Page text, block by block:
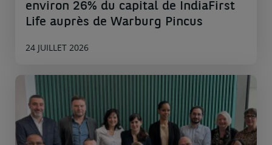
environ 26% du capital de IndiaFirst
Life auprès de Warburg Pincus
24 JUILLET 2026